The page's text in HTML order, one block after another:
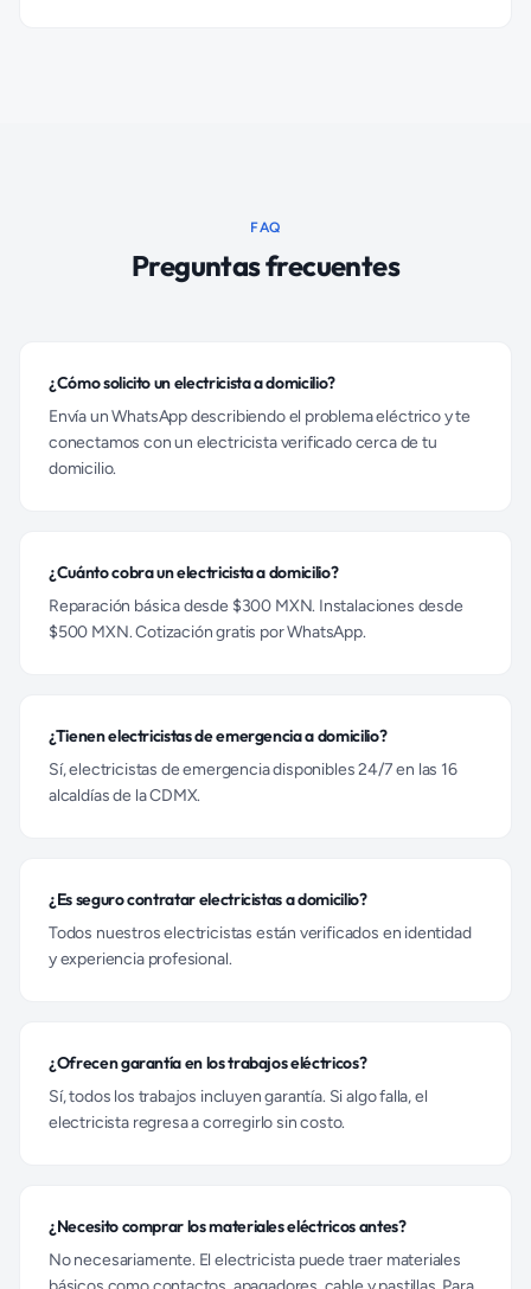
FAQ
Preguntas frecuentes
¿Cómo solicito un electricista a domicilio?
Envía un WhatsApp describiendo el problema eléctrico y te
conectamos con un electricista verificado cerca de tu
domicilio.
¿Cuánto cobra un electricista a domicilio?
Reparación básica desde $300 MXN. Instalaciones desde
$500 MXN. Cotización gratis por WhatsApp.
¿Tienen electricistas de emergencia a domicilio?
Sí, electricistas de emergencia disponibles 24/7 en las 16
alcaldías de la CDMX.
¿Es seguro contratar electricistas a domicilio?
Todos nuestros electricistas están verificados en identidad
y experiencia profesional.
¿Ofrecen garantía en los trabajos eléctricos?
Sí, todos los trabajos incluyen garantía. Si algo falla, el
electricista regresa a corregirlo sin costo.
¿Necesito comprar los materiales eléctricos antes?
No necesariamente. El electricista puede traer materiales